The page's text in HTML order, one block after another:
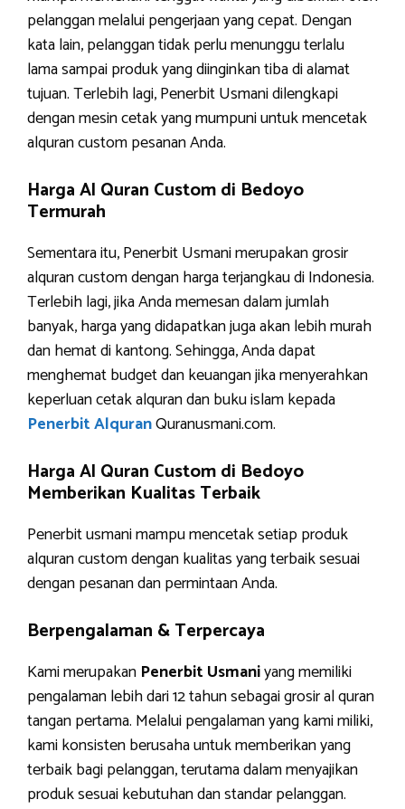
pelanggan melalui pengerjaan yang cepat. Dengan
kata lain, pelanggan tidak perlu menunggu terlalu
lama sampai produk yang diinginkan tiba di alamat
tujuan. Terlebih lagi, Penerbit Usmani dilengkapi
dengan mesin cetak yang mumpuni untuk mencetak
alquran custom pesanan Anda.
Harga Al Quran Custom di Bedoyo
Termurah
Sementara itu, Penerbit Usmani merupakan grosir
alquran custom dengan harga terjangkau di Indonesia.
Terlebih lagi, jika Anda memesan dalam jumlah
banyak, harga yang didapatkan juga akan lebih murah
dan hemat di kantong. Sehingga, Anda dapat
menghemat budget dan keuangan jika menyerahkan
keperluan cetak alquran dan buku islam kepada
Penerbit AlquranQuranusmani.com.
Harga Al Quran Custom di Bedoyo
Memberikan Kualitas Terbaik
Penerbit usmani mampu mencetak setiap produk
alquran custom dengan kualitas yang terbaik sesuai
dengan pesanan dan permintaan Anda.
Berpengalaman & Terpercaya
Kami merupakan Penerbit Usmaniyang memiliki
pengalaman lebih dari 12 tahun sebagai grosir al quran
tangan pertama. Melalui pengalaman yang kami miliki,
kami konsisten berusaha untuk memberikan yang
terbaik bagi pelanggan, terutama dalam menyajikan
produk sesuai kebutuhan dan standar pelanggan.